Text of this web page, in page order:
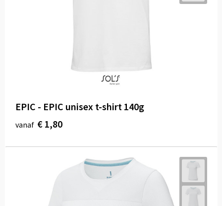
EPIC - EPIC unisex t-shirt 140g
vanaf € 1,80